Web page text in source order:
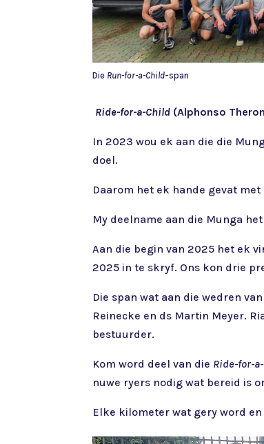
Die Run-for-a-Child-span
Ride-for-a-Child (Alphonso
In 2023 wou ek aan die die
doel.
Daarom het ek hande gevat
My deelname aan die Munga
Aan die begin van 2025 het ek
2025 in te skryf. Ons kon drie
Die span wat aan die wedren
Reinecke en ds Martin Meyer.
bestuurder.
Kom word deel van die Ride-for-
nuwe ryers nodig wat bereid is
Elke kilometer wat gery word